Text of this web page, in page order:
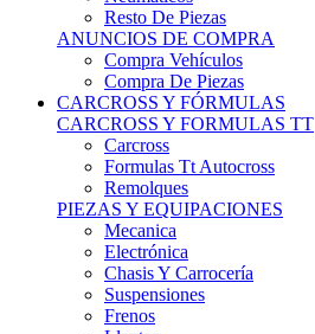
Resto De Piezas
ANUNCIOS DE COMPRA
Compra Vehículos
Compra De Piezas
CARCROSS Y FÓRMULAS
CARCROSS Y FORMULAS TT
Carcross
Formulas Tt Autocross
Remolques
PIEZAS Y EQUIPACIONES
Mecanica
Electrónica
Chasis Y Carrocería
Suspensiones
Frenos